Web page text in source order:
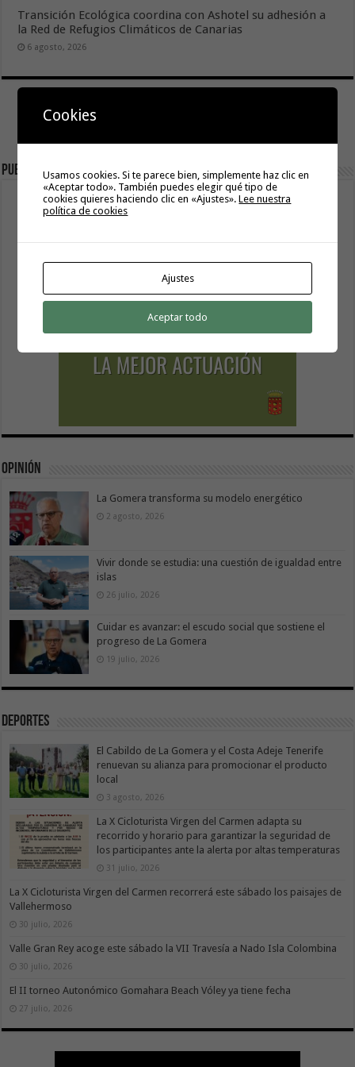
Transición Ecológica coordina con Ashotel su adhesión a
la Red de Refugios Climáticos de Canarias
6 agosto, 2026
Publicidad
Opinión
La Gomera transforma su modelo energético
2 agosto, 2026
Vivir donde se estudia: una cuestión de igualdad entre
islas
26 julio, 2026
Cuidar es avanzar: el escudo social que sostiene el
progreso de La Gomera
19 julio, 2026
Deportes
El Cabildo de La Gomera y el Costa Adeje Tenerife
renuevan su alianza para promocionar el producto
local
3 agosto, 2026
La X Cicloturista Virgen del Carmen adapta su
recorrido y horario para garantizar la seguridad de
los participantes ante la alerta por altas temperaturas
31 julio, 2026
La X Cicloturista Virgen del Carmen recorrerá este sábado los paisajes de
Vallehermoso
30 julio, 2026
Valle Gran Rey acoge este sábado la VII Travesía a Nado Isla Colombina
30 julio, 2026
El II torneo Autonómico Gomahara Beach Vóley ya tiene fecha
27 julio, 2026
Cookies
Usamos cookies. Si te parece bien, simplemente haz clic en
«Aceptar todo». También puedes elegir qué tipo de
cookies quieres haciendo clic en «Ajustes».Lee nuestra
política de cookies
Ajustes
Aceptar todo